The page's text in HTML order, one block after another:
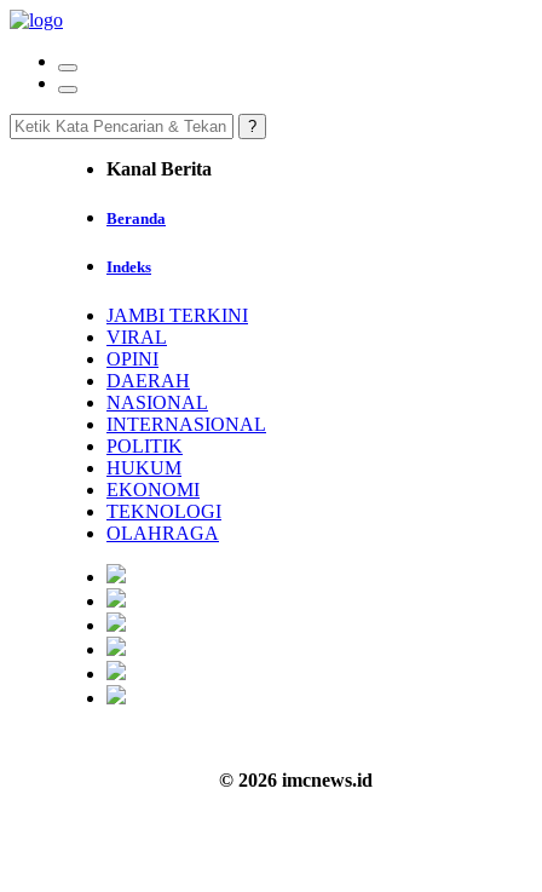
Kanal Berita
Beranda
Indeks
JAMBI TERKINI
VIRAL
OPINI
DAERAH
NASIONAL
INTERNASIONAL
POLITIK
HUKUM
EKONOMI
TEKNOLOGI
OLAHRAGA
© 2026 imcnews.id